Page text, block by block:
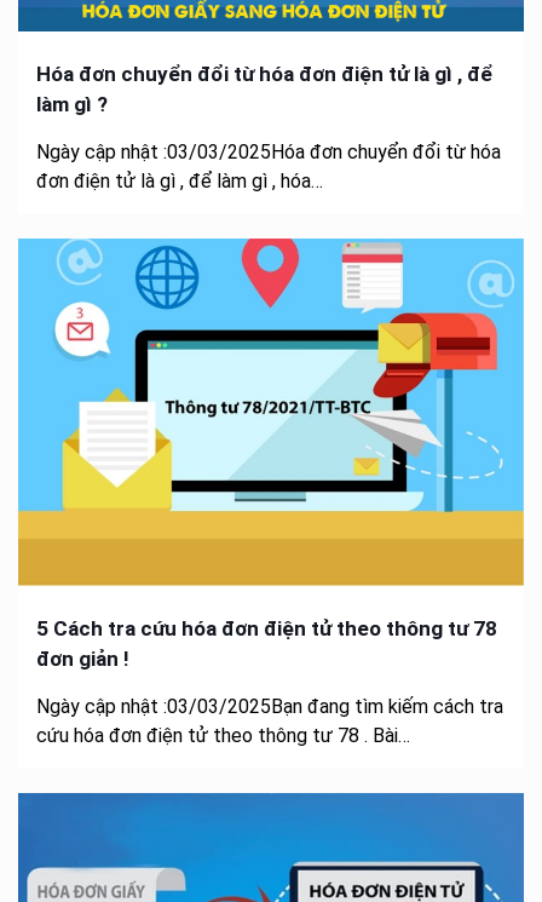
Hóa đơn chuyển đổi từ hóa đơn điện tử là gì , để
làm gì ?
Ngày cập nhật :03/03/2025Hóa đơn chuyển đổi từ hóa
đơn điện tử là gì , để làm gì , hóa…
5 Cách tra cứu hóa đơn điện tử theo thông tư 78
đơn giản !
Ngày cập nhật :03/03/2025Bạn đang tìm kiếm cách tra
cứu hóa đơn điện tử theo thông tư 78 . Bài…